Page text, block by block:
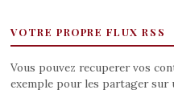
VOTRE PROPRE FLUX RSS
Vous pouvez recuperer vos
exemple pour les partager sur